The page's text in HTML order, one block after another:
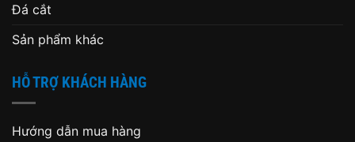
Đá cắt
Sản phẩm khác
HỖ TRỢ KHÁCH HÀNG
Hướng dẫn mua hàng